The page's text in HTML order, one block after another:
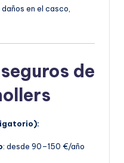
en el casco,
de
: desde 90–150 €/año